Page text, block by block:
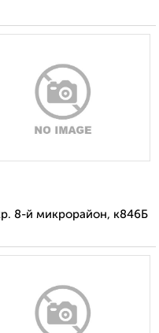
8-й микрорайон, к846Б